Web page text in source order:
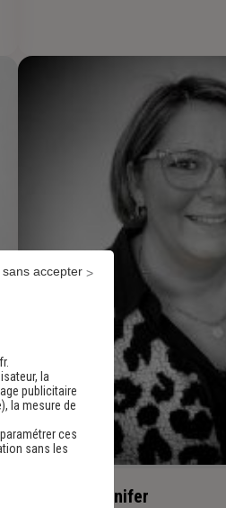
MARY Jennifer
la
publicitaire
), la mesure de
ces
sans les
accepter